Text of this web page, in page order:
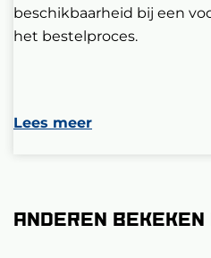
beschikbaarheid bij een
het bestelproces.
Lees meer
Anderen bekeken